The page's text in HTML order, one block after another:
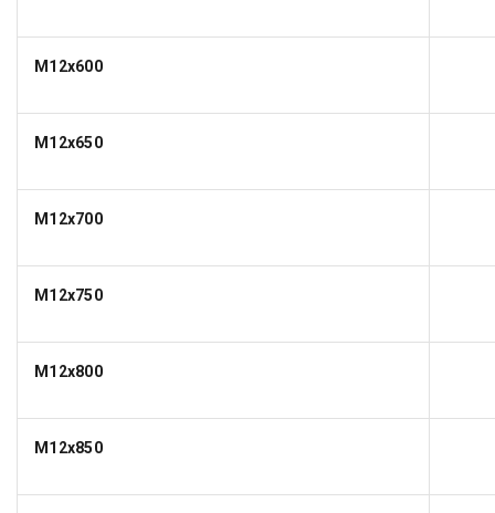
M12x600
M12x650
M12x700
M12x750
M12x800
M12x850